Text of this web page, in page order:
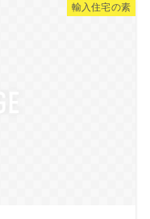
輸入住宅の素